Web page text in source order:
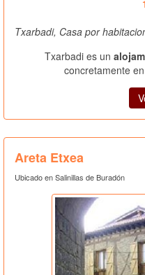
Txarbadi, Casa por
Txarbadi es un
concretamente
Areta Etxea
Ubicado en Salinillas de Buradón